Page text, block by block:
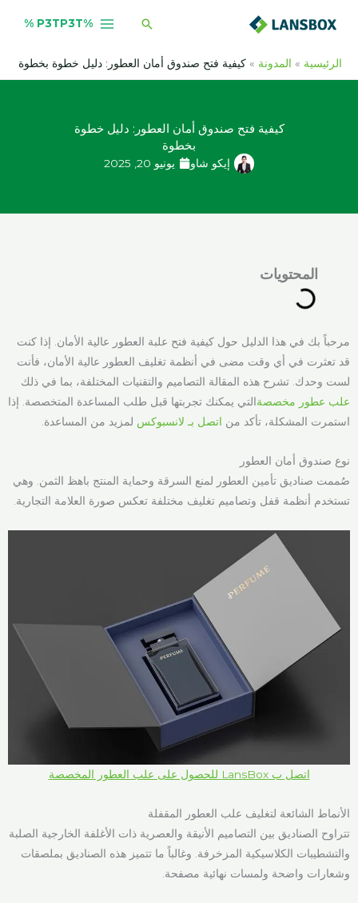
البحث %P3TP3T %
الرئيسية المدونة كيفية فتح صندوق أمان العطور: دليل خطوة بخطوة
كيفية فتح صندوق أمان العطور: دليل خطوة
بخطوة
إيكو شاو يونيو 20, 2025
المحتويات
مرحباً بك في هذا الدليل حول كيفية فتح علبة العطور عالية الأمان. إذا كنت
قد تعثرت في أي وقت مضى في أنظمة تغليف العطور عالية الأمان، فأنت
لست وحدك. تشرح هذه المقالة التصاميم والتقنيات المختلفة، بما في ذلك
علب عطور مخصصةالتي يمكنك تجربتها قبل طلب المساعدة المتخصصة. إذا
استمرت المشكلة، تأكد من اتصل بـ لانسبوكس لمزيد من المساعدة.
نوع صندوق أمان العطور
صُممت صناديق تأمين العطور لمنع السرقة وحماية المنتج باهظ الثمن. وهي
تستخدم أنظمة قفل وتصاميم تغليف مختلفة تعكس صورة العلامة التجارية.
اتصل ب LansBox للحصول على علب العطور المخصصة
الأنماط الشائعة لتغليف علب العطور المقفلة
تتراوح الصناديق بين التصاميم الأنيقة والعصرية ذات الأغلفة الخارجية الصلبة
والتشطيبات الكلاسيكية المزخرفة. وغالباً ما تتميز هذه الصناديق بملصقات
وشعارات واضحة ولمسات نهائية مصفحة.